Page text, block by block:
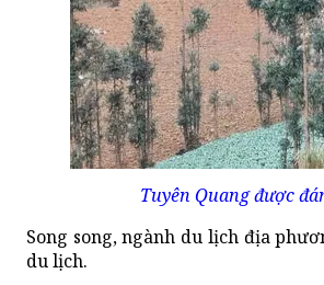
Tuyên Quang được
Song song, ngành du lịch địa
du lịch.